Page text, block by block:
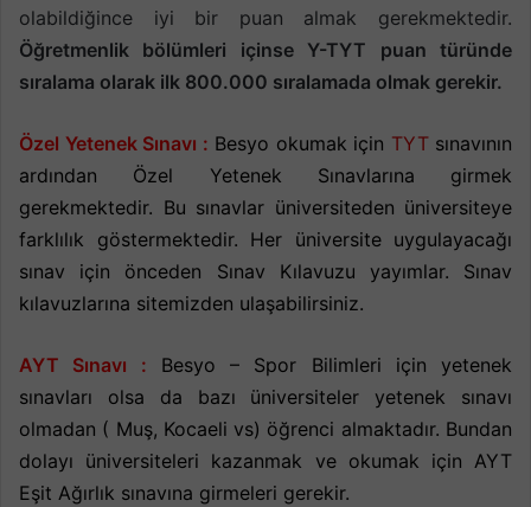
olabildiğince iyi bir puan almak gerekmektedir.
Öğretmenlik bölümleri içinse Y-TYT puan türünde
sıralama olarak ilk 800.000 sıralamada olmak gerekir.
Özel Yetenek Sınavı : Besyo okumak için TYTsınavının
ardından Özel Yetenek Sınavlarına girmek
gerekmektedir. Bu sınavlar üniversiteden üniversiteye
farklılık göstermektedir. Her üniversite uygulayacağı
sınav için önceden Sınav Kılavuzu yayımlar. Sınav
kılavuzlarına sitemizden ulaşabilirsiniz.
AYT Sınavı : Besyo – Spor Bilimleri için yetenek
sınavları olsa da bazı üniversiteler yetenek sınavı
olmadan ( Muş, Kocaeli vs) öğrenci almaktadır. Bundan
dolayı üniversiteleri kazanmak ve okumak için AYT
Eşit Ağırlık sınavına girmeleri gerekir.